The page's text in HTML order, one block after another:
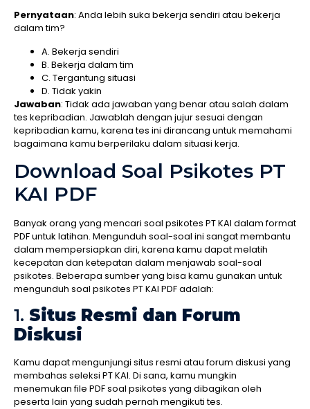
Pernyataan: Anda lebih suka bekerja sendiri atau bekerja
dalam tim?
A. Bekerja sendiri
B. Bekerja dalam tim
C. Tergantung situasi
D. Tidak yakin
Jawaban: Tidak ada jawaban yang benar atau salah dalam
tes kepribadian. Jawablah dengan jujur sesuai dengan
kepribadian kamu, karena tes ini dirancang untuk memahami
bagaimana kamu berperilaku dalam situasi kerja.
Download Soal Psikotes PT
KAI PDF
Banyak orang yang mencari soal psikotes PT KAI dalam format
PDF untuk latihan. Mengunduh soal-soal ini sangat membantu
dalam mempersiapkan diri, karena kamu dapat melatih
kecepatan dan ketepatan dalam menjawab soal-soal
psikotes. Beberapa sumber yang bisa kamu gunakan untuk
mengunduh soal psikotes PT KAI PDF adalah:
1. Situs Resmi dan Forum
Diskusi
Kamu dapat mengunjungi situs resmi atau forum diskusi yang
membahas seleksi PT KAI. Di sana, kamu mungkin
menemukan file PDF soal psikotes yang dibagikan oleh
peserta lain yang sudah pernah mengikuti tes.